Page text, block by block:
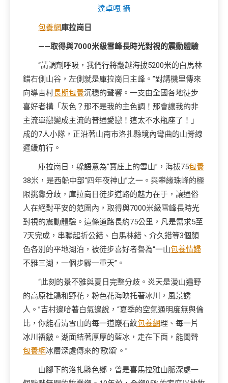
達卓嘎 攝
包養網庫拉崗日
——取得與7000米級雪峰長時光對視的震動體驗
“請調劑呼吸，我們行將翻越海拔5200米的白馬林
錯右側山谷，左側就是庫拉崗日主峰。”對講機里傳來
向導吉村長期包養沉穩的聲響。一支由全國各地徒步
喜好者構「灰色？那不是我的主色調！那會讓我的非
主流單戀變成主流的普通愛戀！這太不水瓶座了！」
成的7人小隊，正沿著山南市洛扎縣境內彎曲的山脊線
遲緩前行。
庫拉崗日，躲語意為“寶座上的雪山”，海拔75包養
38米，是西躲中部“四年夜神山”之一。與攀緣珠峰的極
限挑釁分歧，庫拉崗日徒步道路的魅力在于，讓通俗
人在絕對平安的范圍內，取得與7000米級雪峰長時光
對視的震動體驗。這條道路長約75公里，凡是需求5至
7天完成，串聯起折公錯、白馬林錯、介久錯等3個顏
色各別的平地湖泊，被徒步喜好者譽為“一山包養情婦
不雅三湖，一個步驟一重天”。
“此刻的景不雅與夏日完整分歧。炎天是漫山遍野
的高原杜鵑和野花，粉色花海映托著冰川，風景誘
人。”吉村邊哈著白氣邊說，“夏季的空氣通明度無與倫
比，你能看清雪山的每一道巖石紋包養網理、每一片
冰川褶皺。湖面結著厚厚的藍冰，走在下面，能聞聲
包養網冰層深處傳來的‘歌頌’。”
山腳下的洛扎縣色鄉，曾是喜馬拉雅山脈深處一